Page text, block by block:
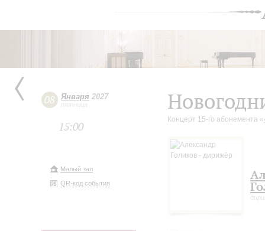
08 Января 2027
пятница
15:00
Малый зал
QR-код события
Концерт 15-го абонемента «